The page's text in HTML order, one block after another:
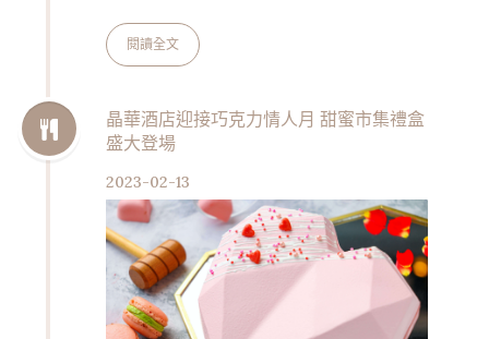
品牌，構建起「全民麵包」的豐富樣態，並於烘
焙展開展首日2月16日下午，舉辦展館開幕記者
代來臨。由八大烘焙名師為三世代，打造上百款
麵包新生活提案，滿足分眾分齡不同需求；同
也重新聚首，共同發表為運動族群所研發、每份
20g 蛋白質含量的「ENER…
閱讀全文
晶華酒店迎接巧克力情人月 甜蜜市集禮盒
盛大登場
2023-02-13